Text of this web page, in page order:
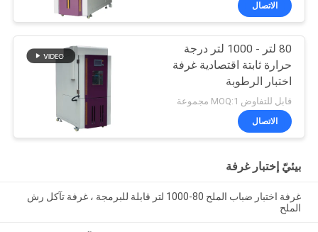
الاتصال
80 لتر - 1000 لتر درجة
حرارة ثابتة اقتصادية غرفة
اختبار الرطوبة
قابل للتفاوض MOQ:1 مجموعة
الاتصال
بيئيّ إختبار غرفة
غرفة اختبار ضباب الملح 80-1000 لتر قابلة للبرمجة ، غرفة تآكل رش
الملح